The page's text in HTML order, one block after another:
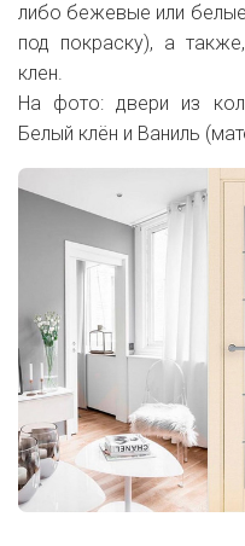
либо бежевые или белые
под покраску), а
клен.
На фото: двери из
Белый клён и Ваниль